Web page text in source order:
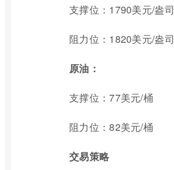
支撑位：1790美元/盎司
阻力位：1820美元/盎司
原油：
支撑位：77美元/桶
阻力位：82美元/桶
交易策略